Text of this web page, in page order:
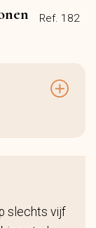
Ref. 182
slechts vijf